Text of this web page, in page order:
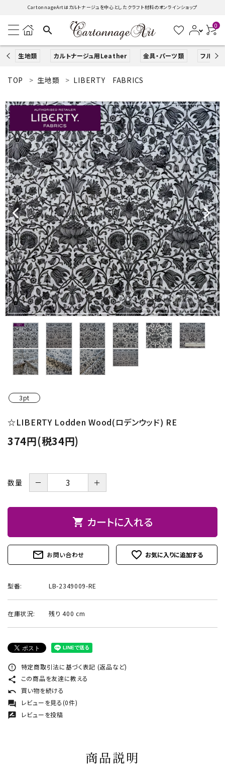
CartonnageArtはカルトナージュを中心としたクラフト材料のオンラインショップ
search 0
生地類 カルトナージュ用Leather 金具・パーツ類 フルキッ
search
ACCOUNT MENU
ようこそ ゲスト 様
ログイン 新規会員登録
生地類
カルトナージュLeather用
金具・パーツ類
フルキット
Jolipapier
デコレーション材料
道具類
基本材料
ガイドライン
TOP 生地類 LIBERTY FABRICS
3pt
☆LIBERTY Lodden Wood(ロデンウッド) RE
374円(税34円)
数量 － ＋
shopping_cart カートに入れる
mail_outline お問い合わせ favorite_outline
型番: LB-2349009-RE
在庫状況: 残り 400 cm
error_outline 特定商取引法に基づく表記 (返品など)
share この商品を友達に教える
undo 買い物を続ける
forum レビューを見る(0件)
rate_review レビューを投稿
商品説明